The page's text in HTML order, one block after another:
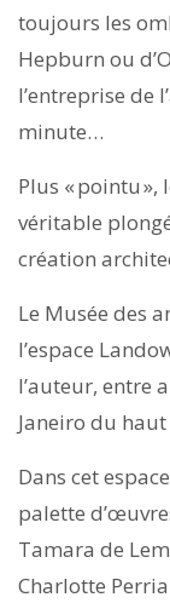
toujours les
Hepburn ou
l’entreprise de
minute…
Plus « pointu
véritable
création
Le Musée des
l’espace
l’auteur, entre
Janeiro du
Dans cet
palette
Tamara de
Charlotte